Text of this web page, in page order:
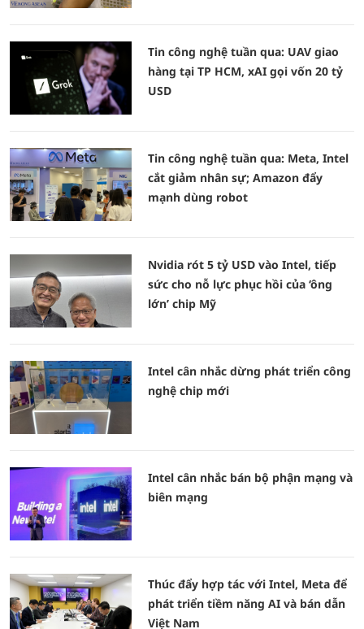
Tin công nghệ tuần qua: UAV giao
hàng tại TP HCM, xAI gọi vốn 20 tỷ
USD
Tin công nghệ tuần qua: Meta, Intel
cắt giảm nhân sự; Amazon đẩy
mạnh dùng robot
Nvidia rót 5 tỷ USD vào Intel, tiếp
sức cho nỗ lực phục hồi của ‘ông
lớn’ chip Mỹ
Intel cân nhắc dừng phát triển công
nghệ chip mới
Intel cân nhắc bán bộ phận mạng và
biên mạng
Thúc đẩy hợp tác với Intel, Meta để
phát triển tiềm năng AI và bán dẫn
Việt Nam